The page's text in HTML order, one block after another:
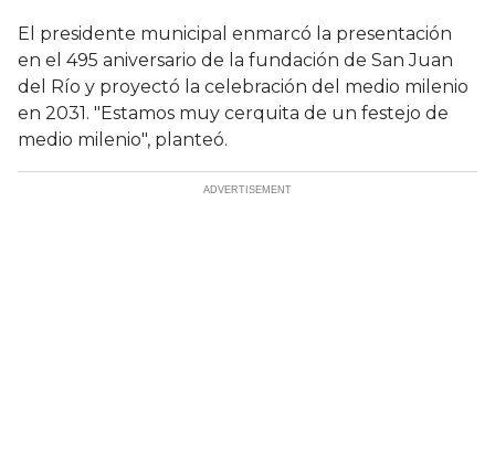
El presidente municipal enmarcó la presentación
en el 495 aniversario de la fundación de San Juan
del Río y proyectó la celebración del medio milenio
en 2031. "Estamos muy cerquita de un festejo de
medio milenio", planteó.